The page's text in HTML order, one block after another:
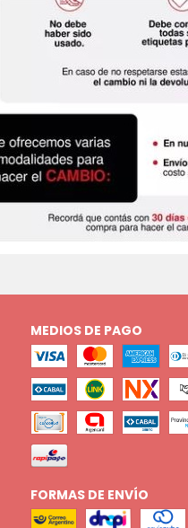
MEDIOS DE PAGO
FORMAS DE ENVÍO